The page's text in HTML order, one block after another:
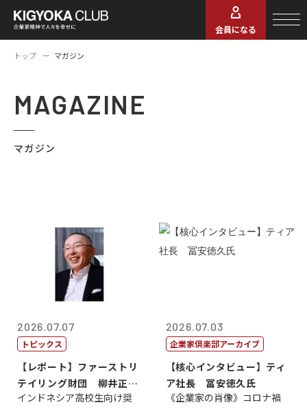
会員になる
トップ マガジン
MAGAZINE
マガジン
2026.07.07
トピックス
【レポート】ファーストリ
テイリング財団 柳井正
理事長
インドネシア高校生向け奨
2026.07.03
企業家倶楽部アーカイブ
【核心インタビュー】ティ
ア社長 冨安徳久氏
《企業家の肖像》コロナ禍